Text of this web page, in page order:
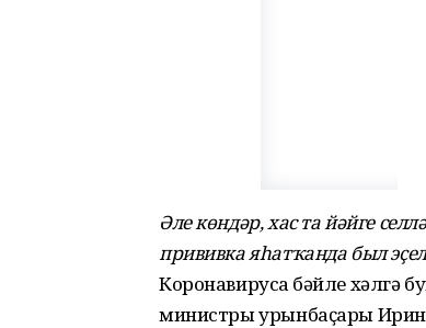
Әле көндәр, хас та йәйге
прививка яһатҡанда был
Коронавирусҡа бәйле хәлгә
министры урынбаҫары